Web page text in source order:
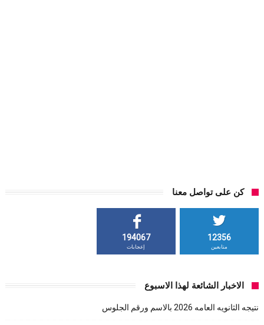
كن على تواصل معنا
12356
متابعين
194067
إعجابات
الاخبار الشائعة لهذا الاسبوع
نتيجه الثانويه العامه 2026 بالاسم ورقم الجلوس